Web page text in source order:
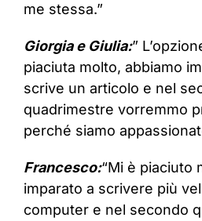
me stessa.”
Giorgia e Giulia:”
piaciuta molto, abbiamo
scrive un articolo e nel
quadrimestre vorremmo
perché siamo
Francesco:“Mi è piaciuto
imparato a scrivere più
computer e nel secondo